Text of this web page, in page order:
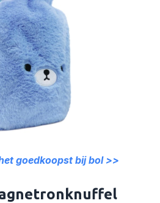
goedkoopst bij bol >>